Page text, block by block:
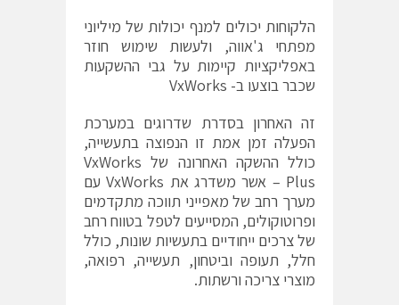
הלקוחות יכולים למנף יכולות של מיליוני
מפתחי ג'אווה, ולעשות שימוש חוזר
באפליקציות קיימות על גבי ההשקעות
שכבר בוצעו ב- VxWorks
זה האחרון בסדרת שדרוגים במערכת
הפעלה זמן אמת זו הנפוצה בתעשייה,
כולל ההשקה האחרונה של VxWorks
Plus – אשר משדרג את VxWorks עם
מערך רחב של מאפייני תווכה מתקדמים
ופרוטוקולים, המסייעים לטפל בטווח רחב
של צרכים ייחודיים בתעשיות שונות, כולל
חלל, תעופה וביטחון, תעשייה, רפואה,
מוצרי צריכה ורשתות.